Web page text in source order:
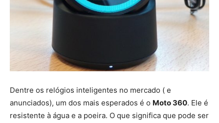
Dentre os relógios inteligentes no mercado ( e
anunciados), um dos mais esperados é o Moto 360. Ele é
resistente à água e a poeira. O que significa que pode ser